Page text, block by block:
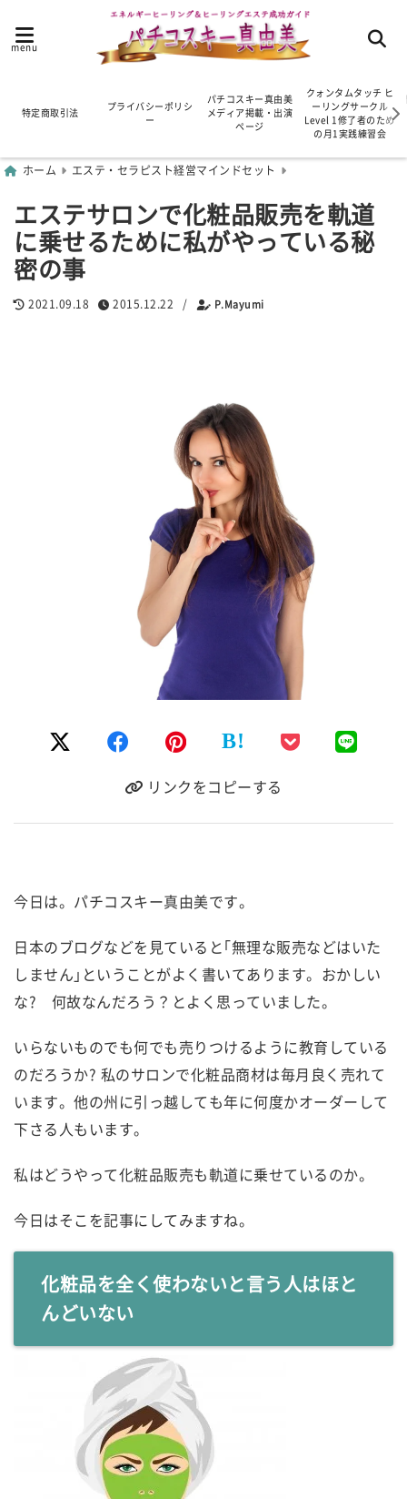
menu
特定商取引法
プライバシーポリシ
ー
パチコスキー真由美
メディア掲載・出演
ページ
クォンタムタッチ ヒ
ーリングサークル
Level 1修了者のため
の月1実践練習会
ホーム エステ・セラピスト経営マインドセット
エステサロンで化粧品販売を軌道
に乗せるために私がやっている秘
密の事
2021.09.18 2015.12.22 / P.Mayumi
B!
リンクをコピーする
今日は。パチコスキー真由美です。
日本のブログなどを見ていると｢無理な販売などはいた
しません｣ということがよく書いてあります。おかしい
な? 何故なんだろう？とよく思っていました。
いらないものでも何でも売りつけるように教育している
のだろうか? 私のサロンで化粧品商材は毎月良く売れて
います。他の州に引っ越しても年に何度かオーダーして
下さる人もいます。
私はどうやって化粧品販売も軌道に乗せているのか。
今日はそこを記事にしてみますね。
化粧品を全く使わないと言う人はほと
んどいない